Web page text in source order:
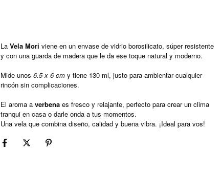
La Vela Mori viene en un envase de vidrio borosilicato, súper resistente
y con una guarda de madera que le da ese toque natural y moderno.
Mide unos 6.5 x 6 cm y tiene 130 ml, justo para ambientar cualquier
rincón sin complicaciones.
El aroma a verbena es fresco y relajante, perfecto para crear un clima
tranqui en casa o darle onda a tus momentos.
Una vela que combina diseño, calidad y buena vibra. ¡Ideal para vos!